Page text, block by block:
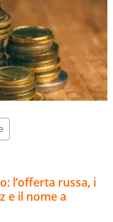
l’offerta russa, i
e il nome a